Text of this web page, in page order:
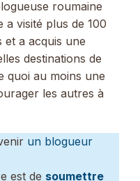
roumaine
a visité plus de 100
et a acquis une
destinations de
quoi au moins une
les autres à
un blogueur
est de soumettre